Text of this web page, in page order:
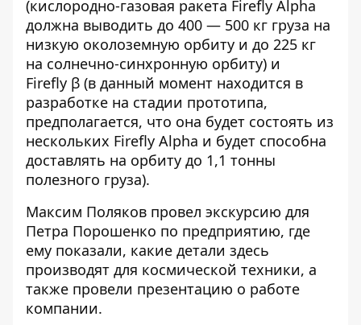
(кислородно-газовая ракета Firefly Alpha
должна выводить до 400 — 500 кг груза на
низкую околоземную орбиту и до 225 кг
на солнечно-синхронную орбиту) и
Firefly β (в данный момент находится в
разработке на стадии прототипа,
предполагается, что она будет состоять из
нескольких Firefly Alpha и будет способна
доставлять на орбиту до 1,1 тонны
полезного груза).
Максим Поляков провел экскурсию для
Петра Порошенко по предприятию, где
ему показали, какие детали здесь
производят для космической техники, а
также провели презентацию о работе
компании.